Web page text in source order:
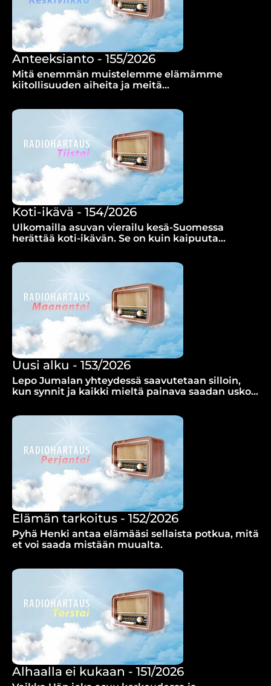
Anteeksianto - 155/2026
Mitä enemmän muistelemme elämämme
kiitollisuuden aiheita ja meitä
varmemmin pääsemme katkeruudestamme
Koti-ikävä - 154/2026
Ulkomailla asuvan vierailu kesä-Suomessa
herättää koti-ikävän. Se on kuin kaipuuta
taivaalliseen kotiin, pohtii Jarmo Karjalainen.
Uusi alku - 153/2026
Lepo Jumalan yhteydessä saavutetaan silloin,
kun synnit ja kaikki mieltä painava saadan uskoa
Elämän tarkoitus - 152/2026
Pyhä Henki antaa elämääsi sellaista potkua, mitä
et voi saada mistään muualta.
Alhaalla ei kukaan - 151/2026